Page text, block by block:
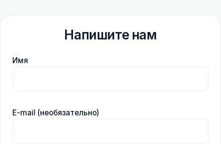
Напишите нам
Имя
E-mail (необязательно)